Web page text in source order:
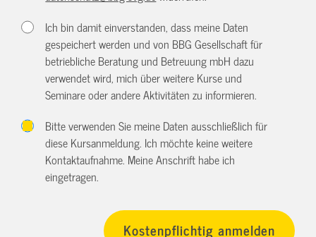
Ich bin damit einverstanden, dass meine Daten
gespeichert werden und von BBG Gesellschaft für
betriebliche Beratung und Betreuung mbH dazu
verwendet wird, mich über weitere Kurse und
Seminare oder andere Aktivitäten zu informieren.
Bitte verwenden Sie meine Daten ausschließlich für
diese Kursanmeldung. Ich möchte keine weitere
Kontaktaufnahme. Meine Anschrift habe ich
eingetragen.